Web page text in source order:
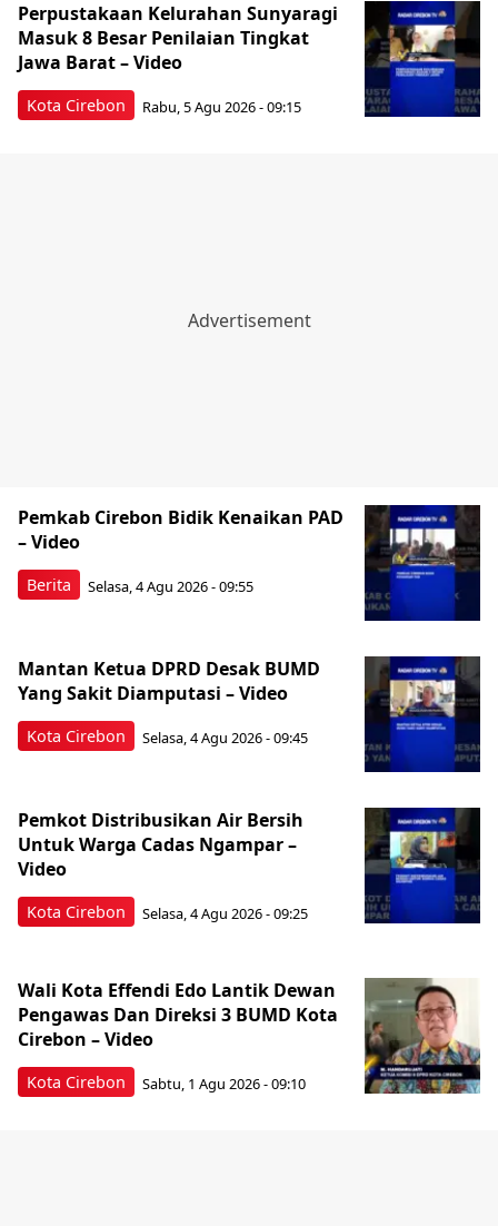
Kota Cirebon
Perpustakaan Kelurahan Sunyaragi
Masuk 8 Besar Penilaian Tingkat
Jawa Barat – Video
Rabu, 5 Agu 2026 - 09:15
Berita
Pemkab Cirebon Bidik Kenaikan PAD
– Video
Selasa, 4 Agu 2026 - 09:55
Kota Cirebon
Mantan Ketua DPRD Desak BUMD
Yang Sakit Diamputasi – Video
Selasa, 4 Agu 2026 - 09:45
Kota Cirebon
Pemkot Distribusikan Air Bersih
Untuk Warga Cadas Ngampar –
Video
Selasa, 4 Agu 2026 - 09:25
Kota Cirebon
Wali Kota Effendi Edo Lantik Dewan
Pengawas Dan Direksi 3 BUMD Kota
Cirebon – Video
Sabtu, 1 Agu 2026 - 09:10